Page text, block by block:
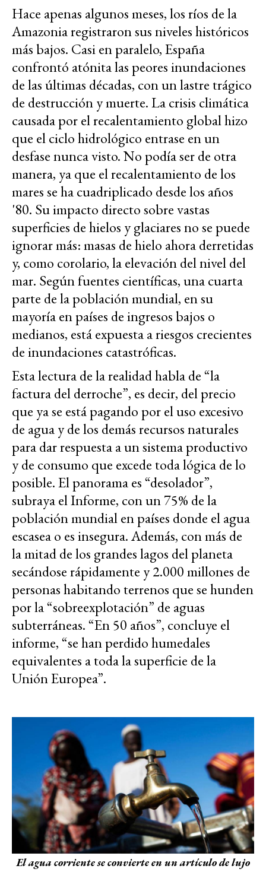
Hace apenas algunos meses, los ríos de la
Amazonia registraron sus niveles históricos
más bajos. Casi en paralelo, España
confrontó atónita las peores inundaciones
de las últimas décadas, con un lastre trágico
de destrucción y muerte. La crisis climática
causada por el recalentamiento global hizo
que el ciclo hidrológico entrase en un
desfase nunca visto. No podía ser de otra
manera, ya que el recalentamiento de los
mares se ha cuadriplicado desde los años
'80. Su impacto directo sobre vastas
superficies de hielos y glaciares no se puede
ignorar más: masas de hielo ahora derretidas
y, como corolario, la elevación del nivel del
mar. Según fuentes científicas, una cuarta
parte de la población mundial, en su
mayoría en países de ingresos bajos o
medianos, está expuesta a riesgos crecientes
de inundaciones catastróficas.
Esta lectura de la realidad habla de “la
factura del derroche”, es decir, del precio
que ya se está pagando por el uso excesivo
de agua y de los demás recursos naturales
para dar respuesta a un sistema productivo
y de consumo que excede toda lógica de lo
posible. El panorama es “desolador”,
subraya el Informe, con un 75% de la
población mundial en países donde el agua
escasea o es insegura. Además, con más de
la mitad de los grandes lagos del planeta
secándose rápidamente y 2.000 millones de
personas habitando terrenos que se hunden
por la “sobreexplotación” de aguas
subterráneas. “En 50 años”, concluye el
informe, “se han perdido humedales
equivalentes a toda la superficie de la
Unión Europea”.
El agua corriente se convierte en un artículo de lujo